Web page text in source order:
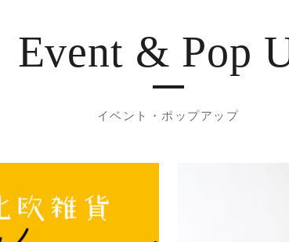
Event & Pop
イベント・ポップアップ